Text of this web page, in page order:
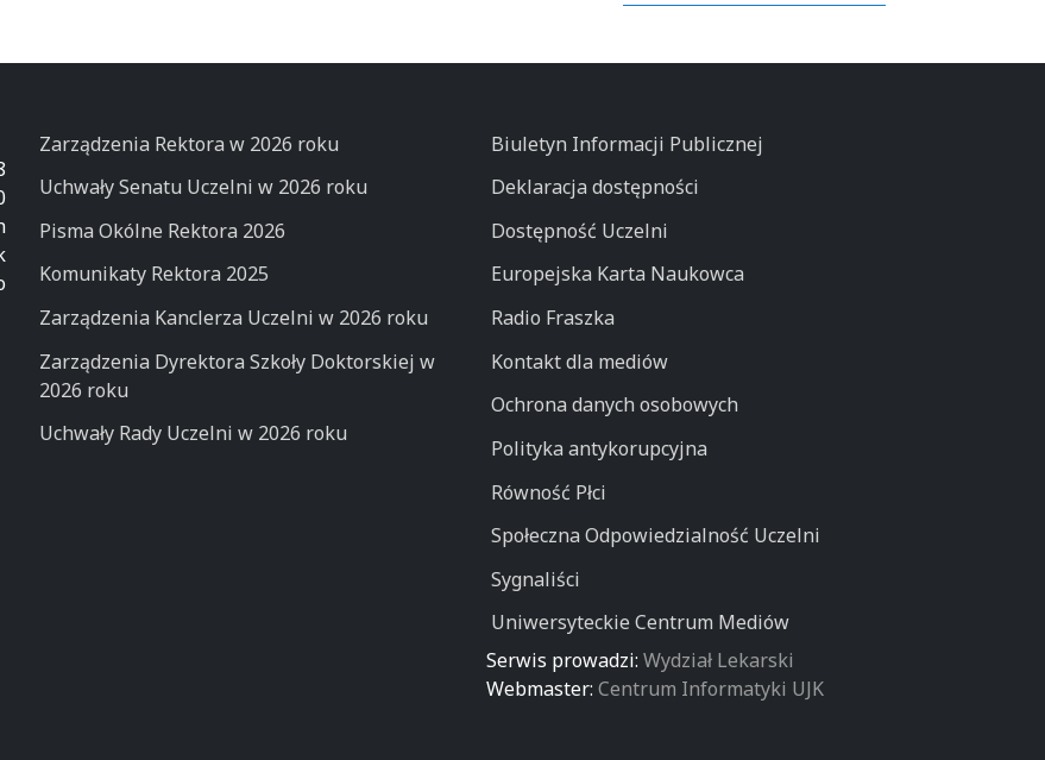
Zarządzenia Rektora w 2026 roku
Uchwały Senatu Uczelni w 2026 roku
Pisma Okólne Rektora 2026
Komunikaty Rektora 2025
Zarządzenia Kanclerza Uczelni w 2026 roku
Zarządzenia Dyrektora Szkoły Doktorskiej w
2026 roku
Uchwały Rady Uczelni w 2026 roku
Biuletyn Informacji Publicznej
Deklaracja dostępności
Dostępność Uczelni
Europejska Karta Naukowca
Radio Fraszka
Kontakt dla mediów
Ochrona danych osobowych
Polityka antykorupcyjna
Równość Płci
Społeczna Odpowiedzialność Uczelni
Sygnaliści
Uniwersyteckie Centrum Mediów
Serwis prowadzi: Wydział Lekarski
Webmaster: Centrum Informatyki UJK